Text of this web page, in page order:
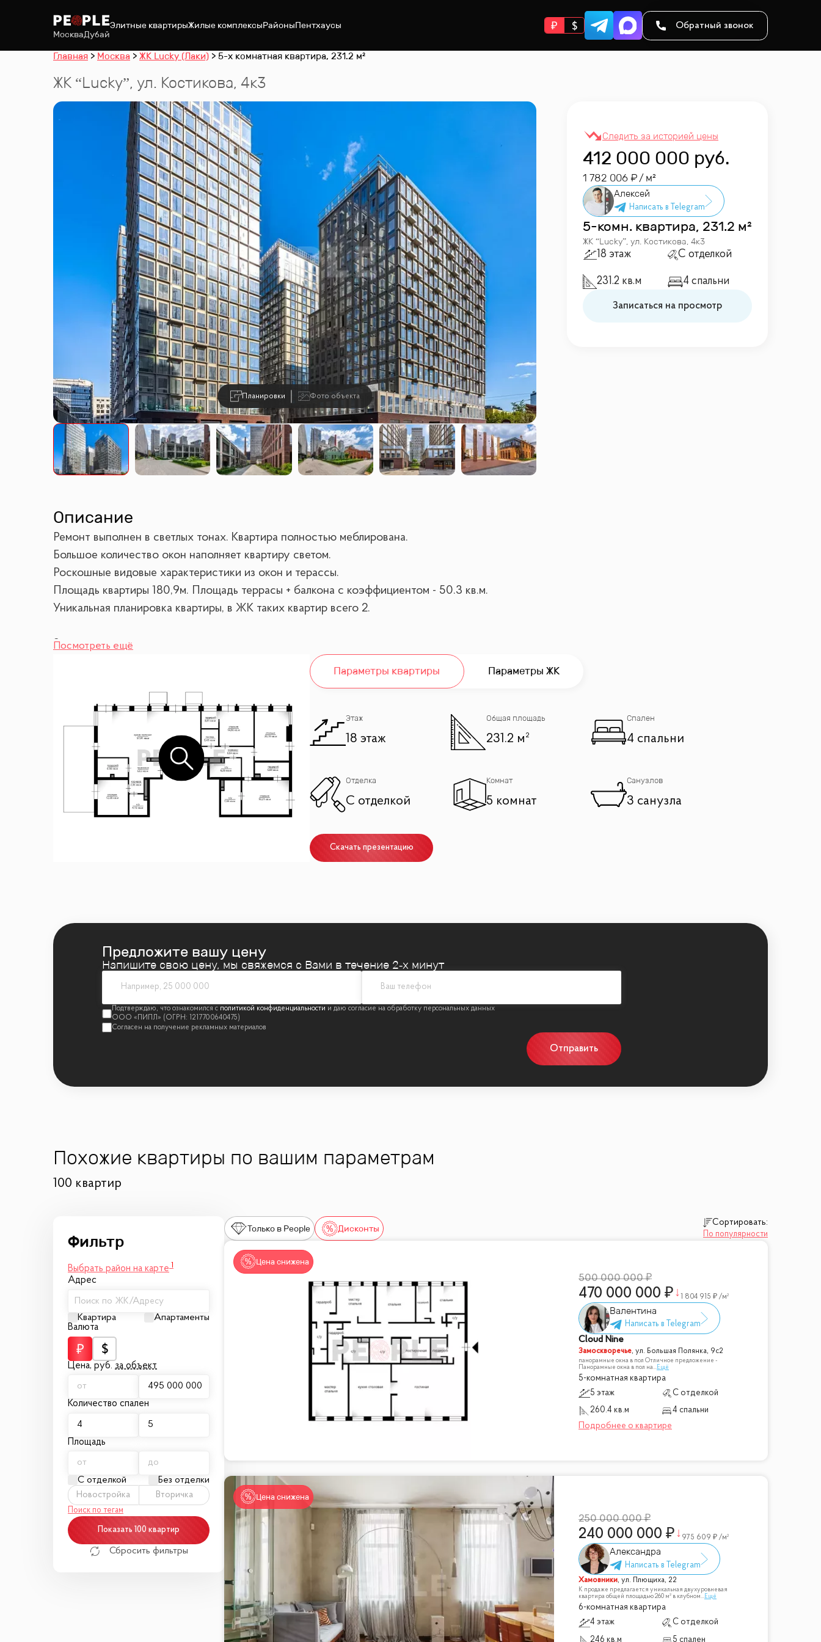
МоскваДубай
Элитные квартирыЖилые комплексыРайоныПентхаусы Обратный звонок
Главная Москва ЖК Lucky (Лаки) 5-х комнатная квартира, 231.2 м²
ЖК “Lucky”, ул. Костикова, 4к3
Планировки Фото объекта
412 000 000 руб.
1 782 006 / м²
Алексей
5-комн. квартира, 231.2 м²
ЖК “Lucky”, ул. Костикова, 4к3
18 этаж С отделкой
231.2 кв.м 4 спальни
Записаться на просмотр
Описание
Ремонт выполнен в светлых тонах. Квартира полностью меблирована.
Большое количество окон наполняет квартиру светом.
Роскошные видовые характеристики из окон и терассы.
Площадь квартиры 180,9м. Площадь террасы + балкона с коэффициентом - 50.3 кв.м.
Уникальная планировка квартиры, в ЖК таких квартир всего 2.
2 квартиры на этаже.
- 2 мастер-спальни с гардеробными
- 2 детские со шкафами
- 2 балкона
Посмотреть ещё
Параметры квартиры Параметры ЖК
Этаж
18 этаж
Общая площадь
231.2 м²
Спален
4 спальни
Отделка
С отделкой
Комнат
5 комнат
Санузлов
3 санузла
Скачать презентацию
Предложите вашу цену
Напишите свою цену, мы свяжемся с Вами в течение 2‑х минут
политикой конфиденциальности
Отправить
Похожие квартиры по вашим параметрам
100 квартир
Выбрать район на карте 1
Адрес
Поиск по ЖК/Адресу
Квартира
Апартаменты
Валюта
Цена, руб. за объект
Количество спален
Площадь
С отделкой Без отделки
Новостройка Вторичка
Поиск по тегам
Показать 100 квартир
Сбросить фильтры
Только в People Дисконты
Сортировать:
По популярности
Цена снижена
500 000 000
470 000 000 1 804 915 /м²
Валентина
Cloud Nine
Замоскворечье, ул. Большая Полянка, 9с2
панорамные окна в пол Отличное предложение -
Панорамные окна в пол на...Ещё
5-комнатная квартира
5 этаж
С отделкой
260.4 кв.м
4 спальни
Цена снижена
250 000 000
240 000 000 975 609 /м²
Александра
Хамовники, ул. Плющиха, 22
К продаже предлагается уникальная двухуровневая
квартира общей площадью 260 м² в клубном...Ещё
6-комнатная квартира
4 этаж
С отделкой
246 кв.м
5 спален